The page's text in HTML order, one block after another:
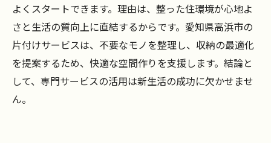
よくスタートできます。理由は、整った住環境が心地よ
さと生活の質向上に直結するからです。愛知県高浜市の
片付けサービスは、不要なモノを整理し、収納の最適化
を提案するため、快適な空間作りを支援します。結論と
して、専門サービスの活用は新生活の成功に欠かせませ
ん。